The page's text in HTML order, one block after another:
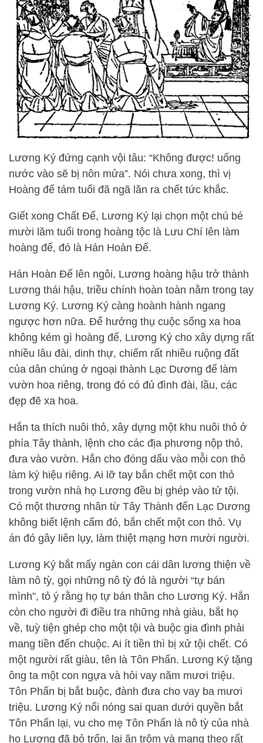
Lương Ký đứng cạnh vội tâu: “Không được! uống
nước vào sẽ bị nôn mửa”. Nói chưa xong, thì vị
Hoàng đế tám tuổi đã ngã lăn ra chết tức khắc.
Giết xong Chất Đế, Lương Ký lại chọn một chú bé
mười lăm tuổi trong hoàng tộc là Lưu Chí lên làm
hoàng đế, đó là Hán Hoàn Đế.
Hán Hoàn Đế lên ngôi, Lương hoàng hậu trở thành
Lương thái hậu, triều chính hoàn toàn nằm trong tay
Lương Ký. Lương Ký càng hoành hành ngang
ngược hơn nữa. Để hưởng thụ cuộc sống xa hoa
không kém gì hoàng đế, Lương Ký cho xây dựng rất
nhiều lâu đài, dinh thự, chiếm rất nhiều ruộng đất
của dân chúng ở ngoại thành Lạc Dương để làm
vườn hoa riêng, trong đó có đủ đình đài, lầu, các
đẹp đẽ xa hoa.
Hắn ta thích nuôi thỏ, xây dựng một khu nuôi thỏ ở
phía Tây thành, lệnh cho các địa phương nộp thỏ,
đưa vào vườn. Hắn cho đóng dấu vào mỗi con thỏ
làm ký hiệu riêng. Ai lỡ tay bắn chết một con thỏ
trong vườn nhà họ Lương đều bị ghép vào tử tội.
Có một thương nhân từ Tây Thành đến Lạc Dương
không biết lệnh cấm đó, bắn chết một con thỏ. Vụ
án đó gây liên lụy, làm thiệt mạng hơn mười người.
Lương Ký bắt mấy ngàn con cái dân lương thiện về
làm nô tỳ, gọi những nô tỳ đó là người “tự bán
mình”, tỏ ý rằng họ tự bán thân cho Lương Ký. Hắn
còn cho người đi điều tra những nhà giàu, bắt họ
về, tuỳ tiện ghép cho một tội và buộc gia đình phải
mang tiền đến chuộc. Ai ít tiền thì bị xử tội chết. Có
một người rất giàu, tên là Tôn Phấn. Lương Ký tặng
ông ta một con ngựa và hỏi vay năm mươi triệu.
Tôn Phấn bị bắt buộc, đành đưa cho vay ba mươi
triệu. Lương Ký nổi nóng sai quan dưới quyền bắt
Tôn Phấn lại, vu cho mẹ Tôn Phấn là nô tỳ của nhà
họ Lương đã bỏ trốn, lại ăn trộm và mang theo rất